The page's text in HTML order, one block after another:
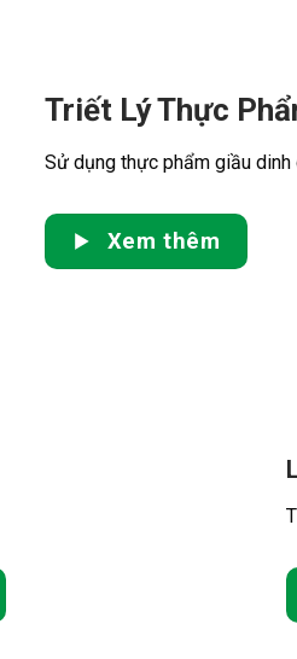
Triết Lý Thực
Sử dụng thực phẩm giầu
Xem thêm